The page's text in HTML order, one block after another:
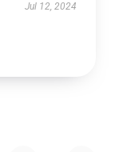
Jul 12, 2024